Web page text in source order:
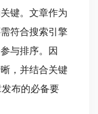
键。文章作为
符合搜索引擎
与排序。因
，并结合关键
布的必备要